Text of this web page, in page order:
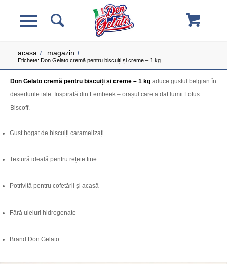
acasa / magazin /
Etichete: Don Gelato cremă pentru biscuiți și creme – 1 kg
Don Gelato cremă pentru biscuiți și creme – 1 kg aduce gustul belgian în
deserturile tale. Inspirată din Lembeek – orașul care a dat lumii Lotus
Biscoff.
Gust bogat de biscuiți caramelizați
Textură ideală pentru rețete fine
Potrivită pentru cofetării și acasă
Fără uleiuri hidrogenate
Brand Don Gelato